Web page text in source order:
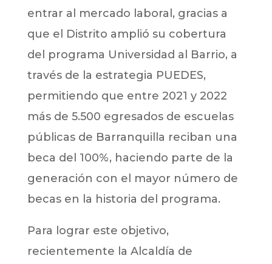
entrar al mercado laboral, gracias a
que el Distrito amplió su cobertura
del programa Universidad al Barrio, a
través de la estrategia PUEDES,
permitiendo que entre 2021 y 2022
más de 5.500 egresados de escuelas
públicas de Barranquilla reciban una
beca del 100%, haciendo parte de la
generación con el mayor número de
becas en la historia del programa.
Para lograr este objetivo,
recientemente la Alcaldía de